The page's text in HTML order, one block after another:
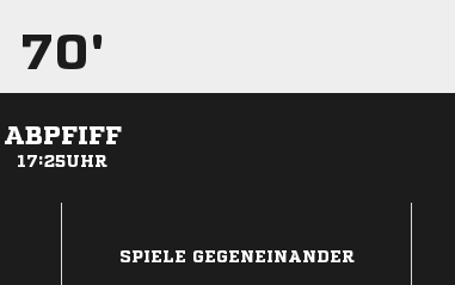
70'
ABPFIFF
17:25UHR
SPIELE GEGENEINANDER